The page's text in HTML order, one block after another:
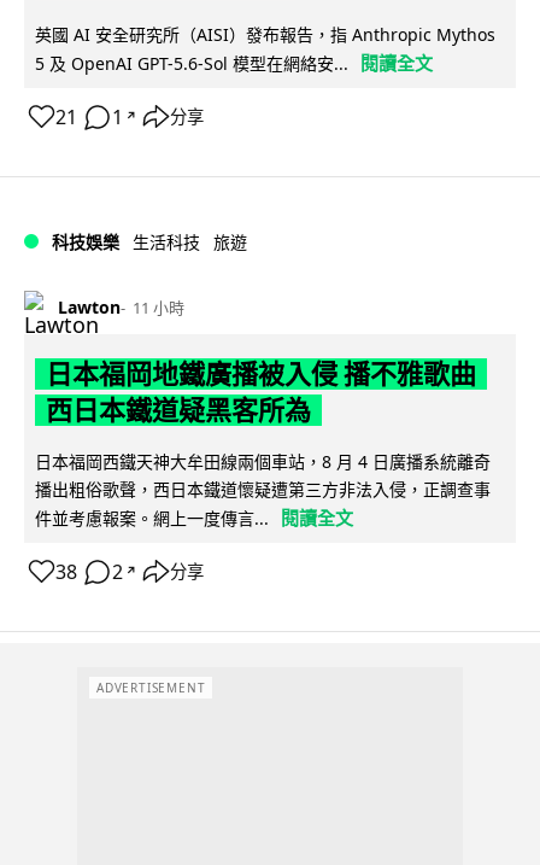
英國 AI 安全研究所（AISI）發布報告，指 Anthropic Mythos
5 及 OpenAI GPT-5.6-Sol 模型在網絡安...
閱讀全文
21 1 ↗ 分享
科技娛樂 生活科技 旅遊
Lawton 11 小時
日本福岡地鐵廣播被入侵 播不雅歌曲
西日本鐵道疑黑客所為
日本福岡西鐵天神大牟田線兩個車站，8 月 4 日廣播系統離奇
播出粗俗歌聲，西日本鐵道懷疑遭第三方非法入侵，正調查事
件並考慮報案。網上一度傳言...
閱讀全文
38 2 ↗ 分享
ADVERTISEMENT